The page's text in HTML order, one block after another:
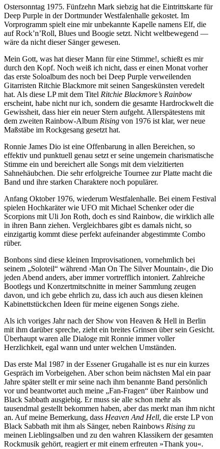
Ostersonntag 1975. Fünfzehn Mark siebzig hat die Eintrittskarte für
Deep Purple in der Dortmunder Westfalenhalle gekostet. Im
Vorprogramm spielt eine mir unbekannte Kapelle namens Elf, die
auf Rock’n’Roll, Blues und Boogie setzt. Nicht weltbewegend —
wäre da nicht dieser Sänger gewesen.
Mein Gott, was hat dieser Mann für eine Stimme!, schießt es mir
durch den Kopf. Noch weiß ich nicht, dass er einen Monat vorher
das erste Soloalbum des noch bei Deep Purple verweilenden
Gitarristen Ritchie Blackmore mit seinen Sangeskünsten veredelt
hat. Als diese LP mit dem Titel Ritchie Blackmore’s Rainbow
erscheint, habe nicht nur ich, sondern die gesamte Hardrockwelt die
Gewissheit, dass hier ein neuer Stern aufgeht. Allerspätestens mit
dem zweiten Rainbow-Album Rising von 1976 ist klar, wer neue
Maßstäbe im Rockgesang gesetzt hat.
Ronnie James Dio ist eine Offenbarung in allen Bereichen, so
effektiv und punktuell genau setzt er seine ungemein charismatische
Stimme ein und bereichert alle Songs mit dem vielzitierten
Sahnehäubchen. Die sehr erfolgreiche Tournee zur Platte macht die
Band und ihre starken Charaktere noch populärer.
Anfang Oktober 1976, wiederum Westfalenhalle. Bei einem Festival
spielen Hochkaräter wie UFO mit Michael Schenker oder die
Scorpions mit Uli Jon Roth, doch es sind Rainbow, die wirklich alle
in ihren Bann ziehen. Vergleichbares gibt es damals nicht, so
einzigartig kommt diese perfekt aufeinander abgestimmte Combo
rüber.
Bonbons sind diese kleinen Improvisationen, vornehmlich bei
seinem „Soloteil“ während ›Man On The Silver Mountain‹, die Dio
jeden Abend anders, aber immer vortrefflich intoniert. Zahlreiche
Bootlegs und Konzertmitschnitte in meiner Sammlung zeugen
davon, und ich gebe ehrlich zu, dass ich auch aus diesen kleinen
Kabinettstückchen Ideen für meine eigenen Songs ziehe.
Als ich voriges Jahr nach der Show von Heaven & Hell in Berlin
mit ihm darüber spreche, zieht ein breites Grinsen über sein Gesicht.
Überhaupt waren alle Dialoge mit Ronnie immer voller
Herzlichkeit, egal wann und unter welchen Umständen.
Das erste Mal 1987 in der Essener Grugahalle ist es nur ein kurzes
Gespräch im Vorbeigehen. Aber schon beim nächsten Mal ein paar
Jahre später stellt er mir seine nach ihm benannte Band persönlich
vor und beantwortet auch meine „Fan-Fragen“ über Rainbow und
Black Sabbath ausgiebig. Er muss sie alle schon mehr als
tausendmal gestellt bekommen haben, aber das merkt man ihm nicht
an. Auf meine Bemerkung, dass Heaven And Hell, die erste LP von
Black Sabbath mit ihm als Sänger, neben Rainbows Rising zu
meinen Lieblingsalben und zu den wahren Klassikern der gesamten
Rockmusik gehört, reagiert er mit einem erfreuten »Thank you«.